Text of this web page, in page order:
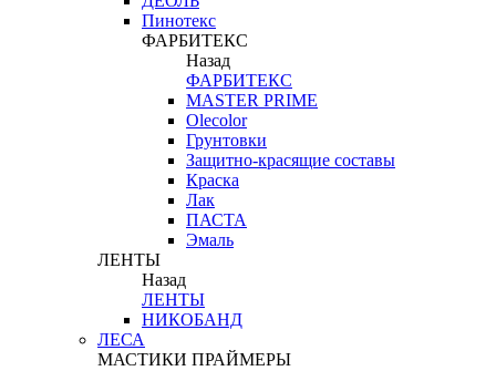
Пинотекс
ФАРБИТЕКС
Назад
ФАРБИТЕКС
MASTER PRIME
Olecolor
Грунтовки
Защитно-красящие составы
Краска
Лак
ПАСТА
Эмаль
ЛЕНТЫ
Назад
ЛЕНТЫ
НИКОБАНД
ЛЕСА
МАСТИКИ ПРАЙМЕРЫ